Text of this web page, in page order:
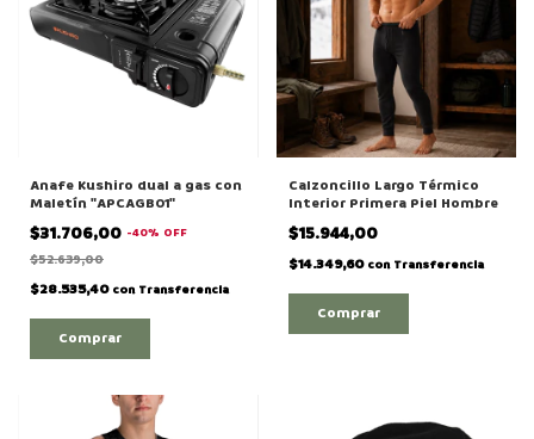
Anafe Kushiro dual a gas con
Maletín "APCAGB01"
$31.706,00 -40% OFF
$52.639,00
$28.535,40 con Transferencia
Calzoncillo Largo Térmico
Interior Primera Piel Hombre
$15.944,00
$14.349,60 con Transferencia
Comprar